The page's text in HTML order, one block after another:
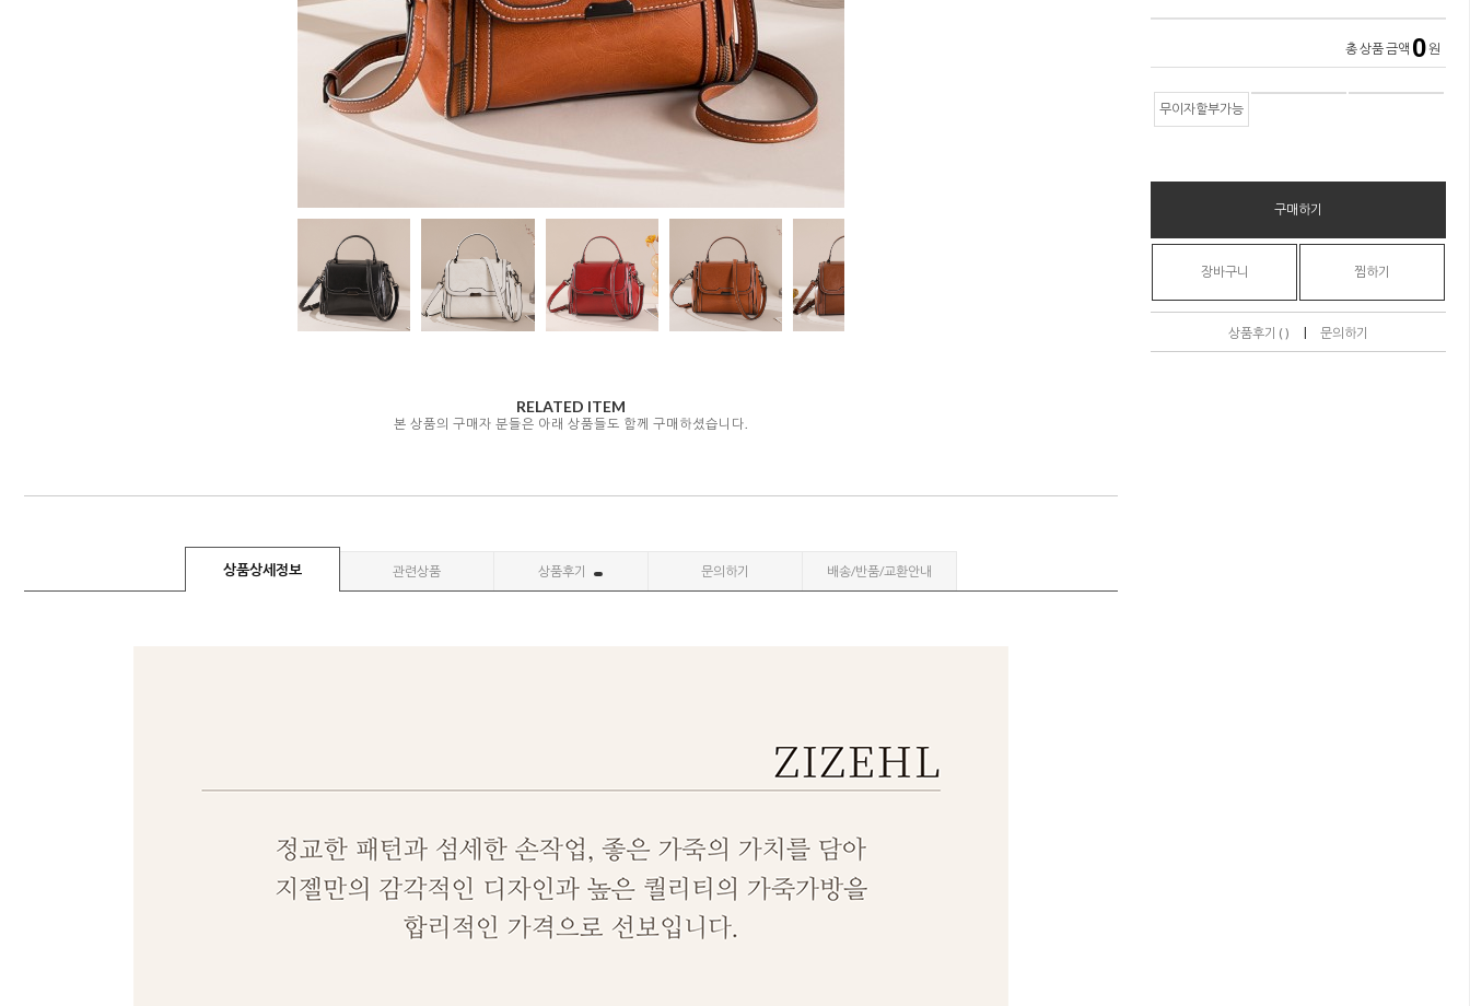
RELATED ITEM
본 상품의 구매자 분들은 아래 상품들도 함께 구매하셨습니다.
상품상세정보 관련상품 상품후기 문의하기 배송/반품/교환안내
총 상품 금액 0 원
무이자할부가능
구매하기
장바구니 찜하기
상품후기 ( ) | 문의하기